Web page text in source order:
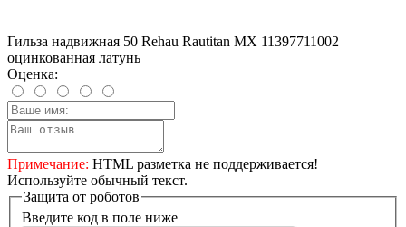
Гильза надвижная 50 Rehau Rautitan MX 11397711002
оцинкованная латунь
Оценка:
Примечание: HTML разметка не поддерживается!
Используйте обычный текст.
Защита от роботов
Введите код в поле ниже